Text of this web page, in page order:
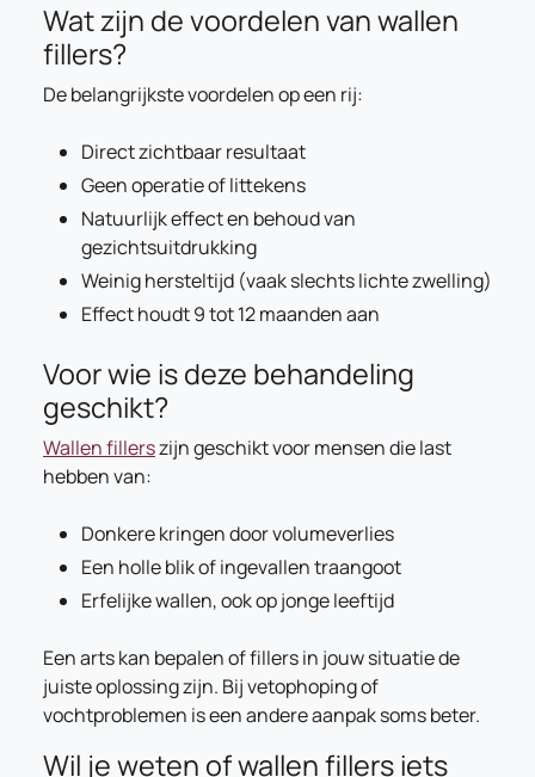
Wat zijn de voordelen van wallen
fillers?
De belangrijkste voordelen op een rij:
Direct zichtbaar resultaat
Geen operatie of littekens
Natuurlijk effect en behoud van
gezichtsuitdrukking
Weinig hersteltijd (vaak slechts lichte zwelling)
Effect houdt 9 tot 12 maanden aan
Voor wie is deze behandeling
geschikt?
Wallen fillerszijn geschikt voor mensen die last
hebben van:
Donkere kringen door volumeverlies
Een holle blik of ingevallen traangoot
Erfelijke wallen, ook op jonge leeftijd
Een arts kan bepalen of fillers in jouw situatie de
juiste oplossing zijn. Bij vetophoping of
vochtproblemen is een andere aanpak soms beter.
Wil je weten of wallen fillers iets